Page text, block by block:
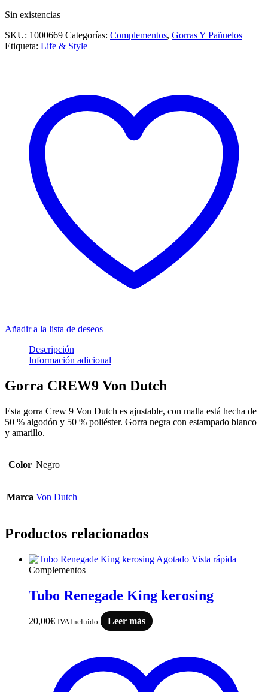
Sin existencias
SKU: 1000669 Categorías: Complementos, Gorras Y Pañuelos
Etiqueta: Life & Style
Añadir a la lista de deseos
Descripción
Información adicional
Gorra CREW9 Von Dutch
Esta gorra Crew 9 Von Dutch es ajustable, con malla está hecha de
50 % algodón y 50 % poliéster. Gorra negra con estampado blanco
y amarillo.
Color Negro
Marca Von Dutch
Productos relacionados
Agotado Vista rápida
Complementos
Tubo Renegade King kerosing
20,00€ IVA Incluido Leer más